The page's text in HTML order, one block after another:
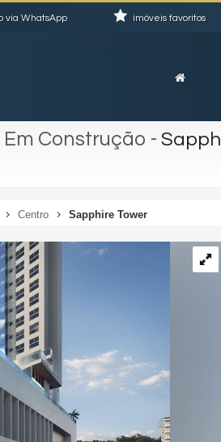
via WhatsApp imóveis favoritos
Em Construção -
Centro Sapphire Tower